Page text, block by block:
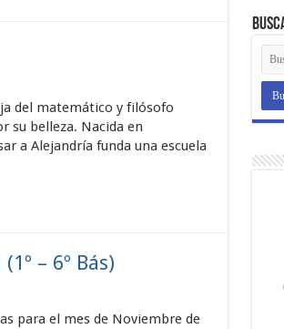
del matemático y filósofo
su belleza. Nacida en
a Alejandría funda una escuela
– 6º Bás)
para el mes de Noviembre de